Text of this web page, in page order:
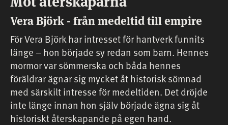
Vera Björk - från medeltid till empire
För Vera Björk har intresset för hantverk funnits
länge – hon började sy redan som barn. Hennes
mormor var sömmerska och båda hennes
föräldrar ägnar sig mycket åt historisk sömnad
med särskilt intresse för medeltiden. Det dröjde
inte länge innan hon själv började ägna sig åt
historiskt återskapande på egen hand.